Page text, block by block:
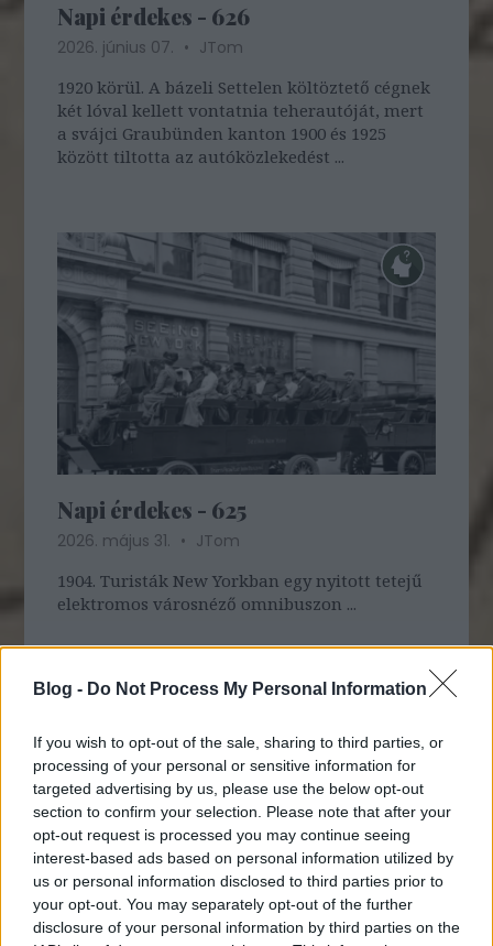
Blog - Do Not Process My Personal Information
If you wish to opt-out of the sale, sharing to third parties, or
processing of your personal or sensitive information for
targeted advertising by us, please use the below opt-out
section to confirm your selection. Please note that after your
opt-out request is processed you may continue seeing
interest-based ads based on personal information utilized by
us or personal information disclosed to third parties prior to
your opt-out. You may separately opt-out of the further
disclosure of your personal information by third parties on the
Napi érdekes - 626
2026. június 07.
JTom
1920 körül. A bázeli Settelen költöztető cégnek
két lóval kellett vontatnia teherautóját, mert
a svájci Graubünden kanton 1900 és 1925
között tiltotta az autóközlekedést ...
Napi érdekes - 625
2026. május 31.
JTom
1904. Turisták New Yorkban egy nyitott tetejű
elektromos városnéző omnibuszon ...